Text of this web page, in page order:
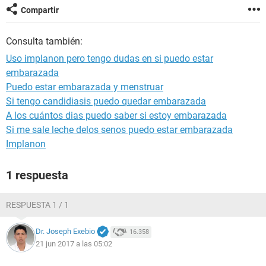
principio que me coloque implanon solo presente efectos
secundarios de acne, hinchazon en los senos y un poco de
constante y ahora solo tengo manchas marrones. no tengo
sensibilidad en las mamas pero si presento mucha
hinchazon en el vientre y un dolor punzante en la parte
inferior izquierda del vientre. espero obtener una pronta
respuesta y saber si alguien pudo quedar embarazada
usando implanon.
y por si es de ayuda, cuando me pusieron implanon no tenia
periodo porque se me habia ido una semana antes, entonces
no se si eso puede causar que el implanon falle. muchas
gracias
Compartir
Consulta también:
Uso implanon pero tengo dudas en si puedo estar
embarazada
Puedo estar embarazada y menstruar
Si tengo candidiasis puedo quedar embarazada
A los cuántos dias puedo saber si estoy embarazada
Si me sale leche delos senos puedo estar embarazada
Implanon
1 respuesta
RESPUESTA 1 / 1
Dr. Joseph Exebio 16.358
21 jun 2017 a las 05:02